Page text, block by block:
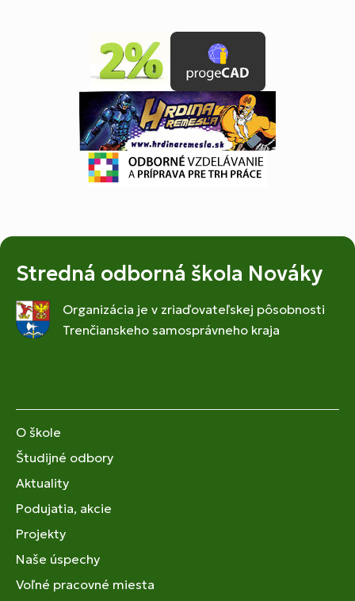
Stredná odborná škola Nováky
Organizácia je v zriaďovateľskej pôsobnosti
Trenčianskeho samosprávneho kraja
O škole
Študijné odbory
Aktuality
Podujatia, akcie
Projekty
Naše úspechy
Voľné pracovné miesta